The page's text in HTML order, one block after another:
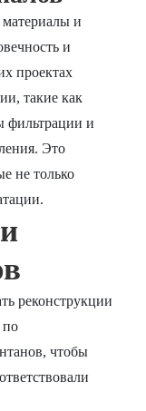
и
и
проектах
такие как
фильтрации и
Это
не только
реконструкции
по
чтобы